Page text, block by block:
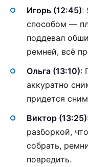
Игорь (12:45):
способом —
поддевал
ремней, всё
Ольга (13:10):
аккуратно
придется
Виктор (13:25)
разборкой,
собрать,
повредить.